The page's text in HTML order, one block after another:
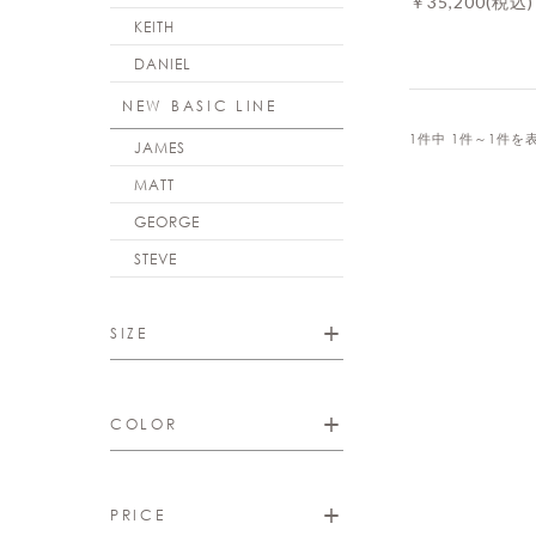
1件中 1件～1件を
KEITH
DANIEL
NEW BASIC LINE
JAMES
MATT
GEORGE
STEVE
SIZE
COLOR
PRICE